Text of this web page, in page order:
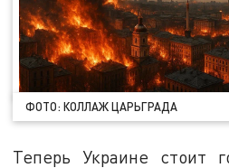
ФОТО: КОЛЛАЖ ЦАРЬГРАДА
Теперь Украине стоит